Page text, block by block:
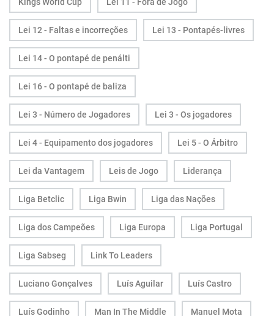
Lei 12 - Faltas e incorreções Lei 13 - Pontapés-livres
Lei 14 - O pontapé de penálti
Lei 16 - O pontapé de baliza
Lei 3 - Número de Jogadores Lei 3 - Os jogadores
Lei 4 - Equipamento dos jogadores Lei 5 - O Árbitro
Lei da Vantagem Leis de Jogo Liderança
Liga Betclic Liga Bwin Liga das Nações
Liga dos Campeões Liga Europa Liga Portugal
Liga Sabseg Link To Leaders
Luciano Gonçalves Luís Aguilar Luís Castro
Luís Godinho Man In The Middle Manuel Mota